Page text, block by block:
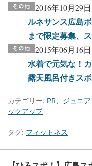
2016年10月29日
ルネサンス広島
まで限定募集、
2015年06月16日
水着で元気な！
露天風呂付きス
カテゴリー: PR ジュニ
ックアップ
タグ: フィットネス